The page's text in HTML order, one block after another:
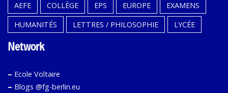
AEFE
COLLÈGE EPS EUROPE
EXAMENS
HUMANITÉS
LETTRES / PHILOSOPHIE LYCÉE
Network
– Ecole Voltaire
– Blogs @fg-berlin.eu